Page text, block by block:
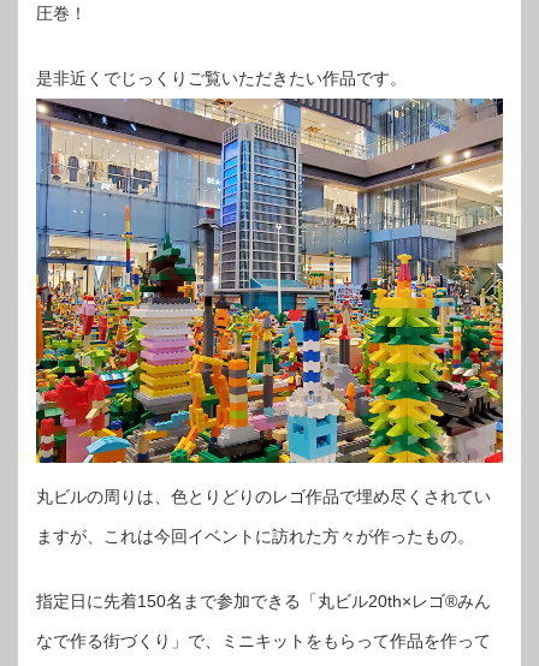
圧巻！
是非近くでじっくりご覧いただきたい作品です。
丸ビルの周りは、色とりどりのレゴ作品で埋め尽くされてい
ますが、これは今回イベントに訪れた方々が作ったもの。
指定日に先着150名まで参加できる「丸ビル20th×レゴ®︎みん
なで作る街づくり」で、ミニキットをもらって作品を作って